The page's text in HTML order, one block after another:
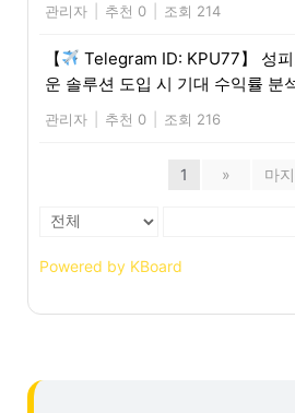
관리자 추천 0 조회 214
【
Telegram ID: KPU77】 성
운 솔루션 도입 시 기대 수익률 분
관리자 추천 0 조회 216
1 » 마
Powered by KBoard